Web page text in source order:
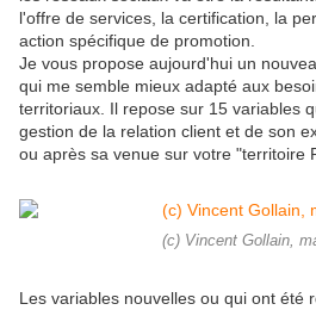
l'offre de services, la certification, la
action spécifique de promotion.
Je vous propose aujourd'hui un
qui me semble mieux adapté aux
territoriaux. Il repose sur 15 variables
gestion de la relation client et de son
ou après sa venue sur votre "territoire
(c) Vincent Gollain,
Les variables nouvelles ou qui ont été